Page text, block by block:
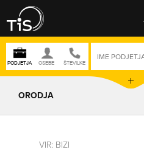
ISKANJE
ORODJA
VIR: BIZI